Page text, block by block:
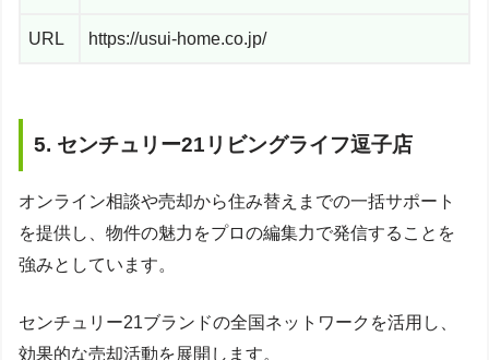
URL https://usui-home.co.jp/
5. センチュリー21リビングライフ逗子店
オンライン相談や売却から住み替えまでの一括サポート
を提供し、物件の魅力をプロの編集力で発信することを
強みとしています。
センチュリー21ブランドの全国ネットワークを活用し、
効果的な売却活動を展開します。